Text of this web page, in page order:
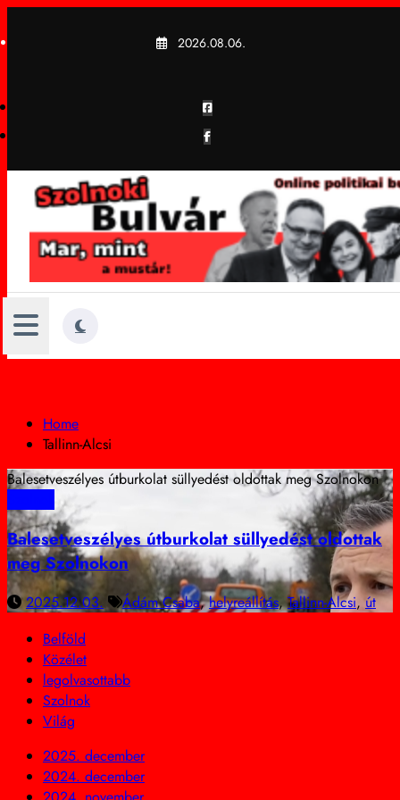
2026.08.06.
Home
Tallinn-Alcsi
Balesetveszélyes útburkolat süllyedést oldottak meg Szolnokon
Balesetveszélyes útburkolat süllyedést oldottak
meg Szolnokon
2025.12.03. Ádám Csaba,helyreállítás,Tallinn-Alcsi,út
Belföld
Közélet
legolvasottabb
Szolnok
Világ
2025. december
2024. december